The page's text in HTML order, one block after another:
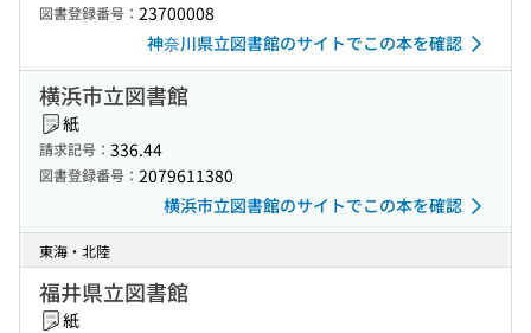
図書登録番号： 23700008
神奈川県立図書館のサイトでこの本を確認
横浜市立図書館
紙
請求記号： 336.44
図書登録番号： 2079611380
横浜市立図書館のサイトでこの本を確認
東海・北陸
福井県立図書館
紙